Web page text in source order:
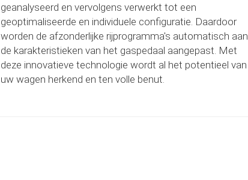
geanalyseerd en vervolgens verwerkt tot een
geoptimaliseerde en individuele configuratie. Daardoor
worden de afzonderlijke rijprogramma's automatisch aan
de karakteristieken van het gaspedaal aangepast. Met
deze innovatieve technologie wordt al het potentieel van
uw wagen herkend en ten volle benut.